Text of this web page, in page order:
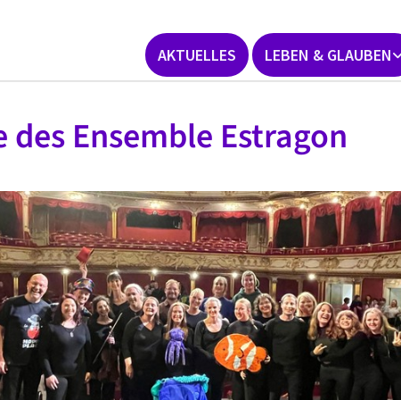
AKTUELLES LEBEN & GLAUBEN
des Ensemble Estragon